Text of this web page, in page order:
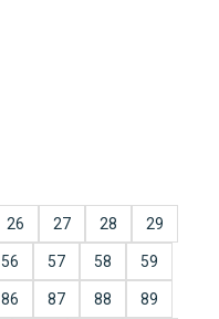
26 27 28 29
56 57 58 59
86 87 88 89